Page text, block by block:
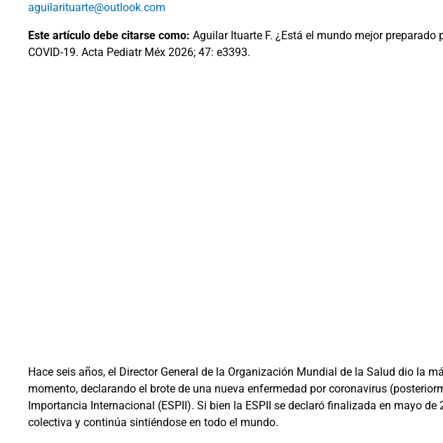
aguilarituarte@outlook.com
Este artículo debe citarse como: Aguilar Ituarte F. ¿Está el mundo mejor
COVID-19. Acta Pediatr Méx 2026; 47: e3393.
Hace seis años, el Director General de la Organización Mundial de la Salud dio la
momento, declarando el brote de una nueva enfermedad por coronavirus
Importancia Internacional (ESPII). Si bien la ESPII se declaró finalizada en mayo
colectiva y continúa sintiéndose en todo el mundo.